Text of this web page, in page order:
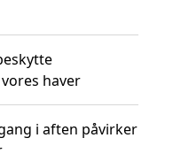
haver
i aften påvirker